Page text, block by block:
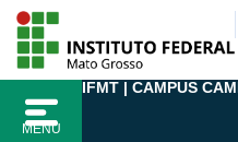
para
conteúdo
MENU
IFMT | CAMPUS